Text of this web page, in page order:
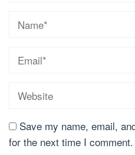
Save my name, email,
for the next time I comment.